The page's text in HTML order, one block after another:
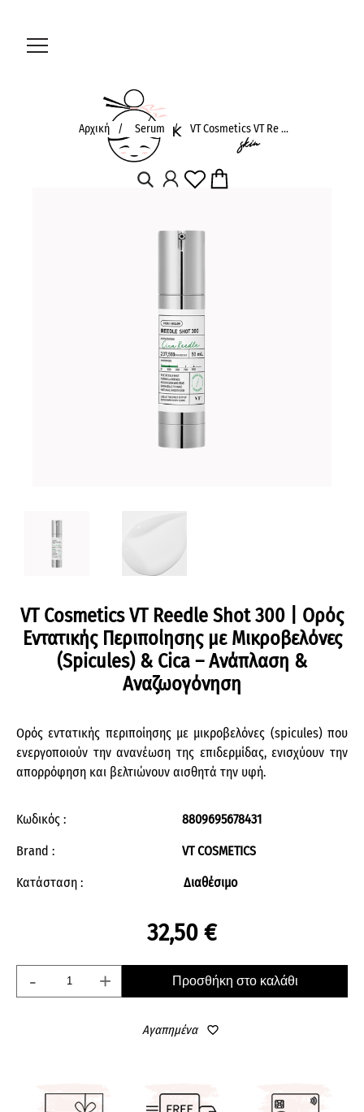
Αρχική / Serum / VT Cosmetics VT Re ...
VT Cosmetics VT Reedle Shot 300 | Ορός
Εντατικής Περιποίησης με Μικροβελόνες
(Spicules) & Cica – Ανάπλαση &
Αναζωογόνηση
Ορός εντατικής περιποίησης με μικροβελόνες (spicules) που
ενεργοποιούν την ανανέωση της επιδερμίδας, ενισχύουν την
απορρόφηση και βελτιώνουν αισθητά την υφή.
Κωδικός : 8809695678431
Brand : VT COSMETICS
Κατάσταση : Διαθέσιμο
32,50 €
- + Προσθήκη στο καλάθι
Αγαπημένα favorite_border